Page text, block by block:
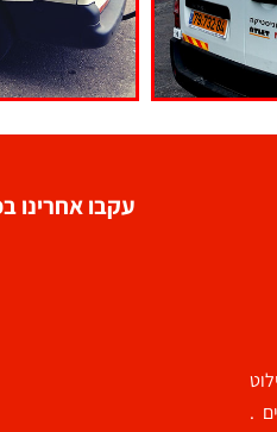
.
עקבו אחרינו